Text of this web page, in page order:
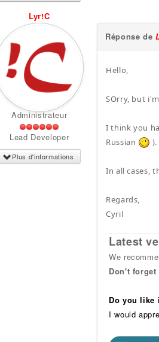
Lyr!C
Administrateur
Lead Developer
Plus d'informations
Réponse de
Hello,
SOrry, but
I think you
Russian
).
In all cases,
Regards,
Cyril
Latest
We
Don't
Do you like
I would